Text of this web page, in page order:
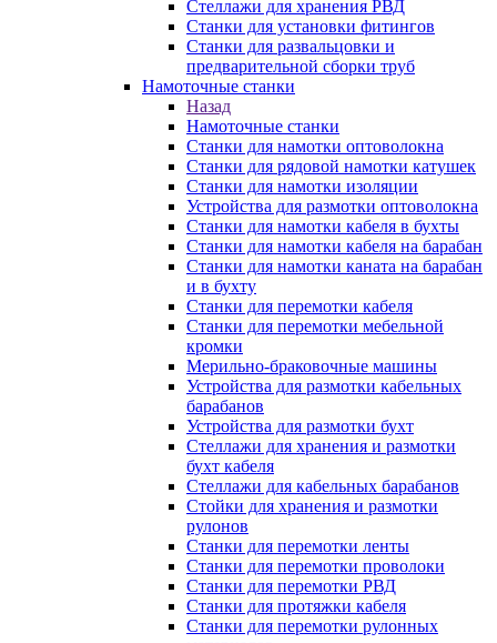
Стеллажи для хранения РВД
Станки для установки фитингов
Станки для развальцовки и
предварительной сборки труб
Намоточные станки
Назад
Намоточные станки
Станки для намотки оптоволокна
Станки для рядовой намотки катушек
Станки для намотки изоляции
Устройства для размотки оптоволокна
Станки для намотки кабеля в бухты
Станки для намотки кабеля на барабан
Станки для намотки каната на барабан
и в бухту
Станки для перемотки кабеля
Станки для перемотки мебельной
кромки
Мерильно-браковочные машины
Устройства для размотки кабельных
барабанов
Устройства для размотки бухт
Стеллажи для хранения и размотки
бухт кабеля
Стеллажи для кабельных барабанов
Стойки для хранения и размотки
рулонов
Станки для перемотки ленты
Станки для перемотки проволоки
Станки для перемотки РВД
Станки для протяжки кабеля
Станки для перемотки рулонных